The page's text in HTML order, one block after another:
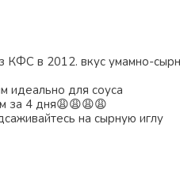
в 2012. вкус умамно-
идеально для соуса
за 4 дня😩😩😩😩
на сырную иглу